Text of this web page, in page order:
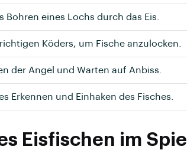
Bohren eines Lochs durch das Eis.
Köders, um Fische anzulocken.
der Angel und Warten auf Anbiss.
Erkennen und Einhaken des Fisches.
Eisfischen im Spiel